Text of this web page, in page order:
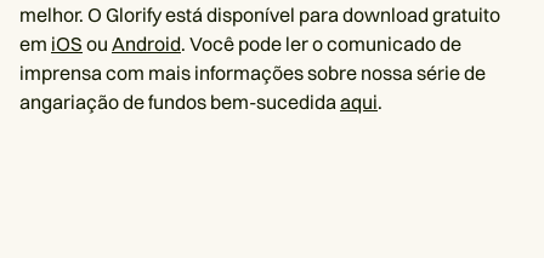
melhor. O Glorify está disponível para download gratuito
em iOS ou Android. Você pode ler o comunicado de
imprensa com mais informações sobre nossa série de
angariação de fundos bem-sucedidaaqui.